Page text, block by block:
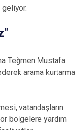
geliyor.
Teğmen Mustafa
arama kurtarma
vatandaşların
bölgelere yardım